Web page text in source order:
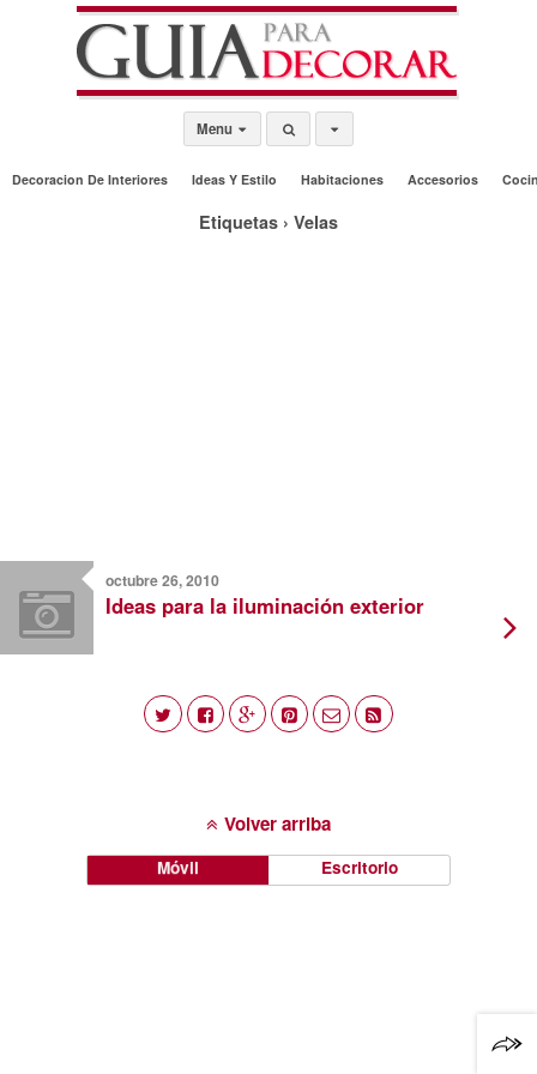
Menu
Decoracion De Interiores Ideas Y Estilo Habitaciones Accesorios
Etiquetas › Velas
octubre 26, 2010
Ideas para la iluminación exterior
Volver arriba
Móvil Escritorio